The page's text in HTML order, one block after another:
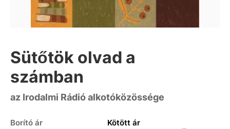
Sütőtök olvad a
számban
az Irodalmi Rádió alkotóközössége
Borító ár Kötött ár